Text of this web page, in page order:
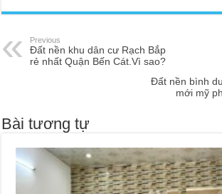
Previous
Đất nền khu dân cư Rạch Bắp
rẻ nhất Quận Bến Cát.Vì sao?
Đất nền bình
mới mỹ
Bài tương tự